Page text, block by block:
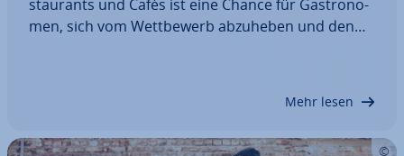
stau­rants und Cafés ist eine Chance für Gas­tro­no­
men, sich vom Wett­be­werb abzuheben und den
Mehr lesen